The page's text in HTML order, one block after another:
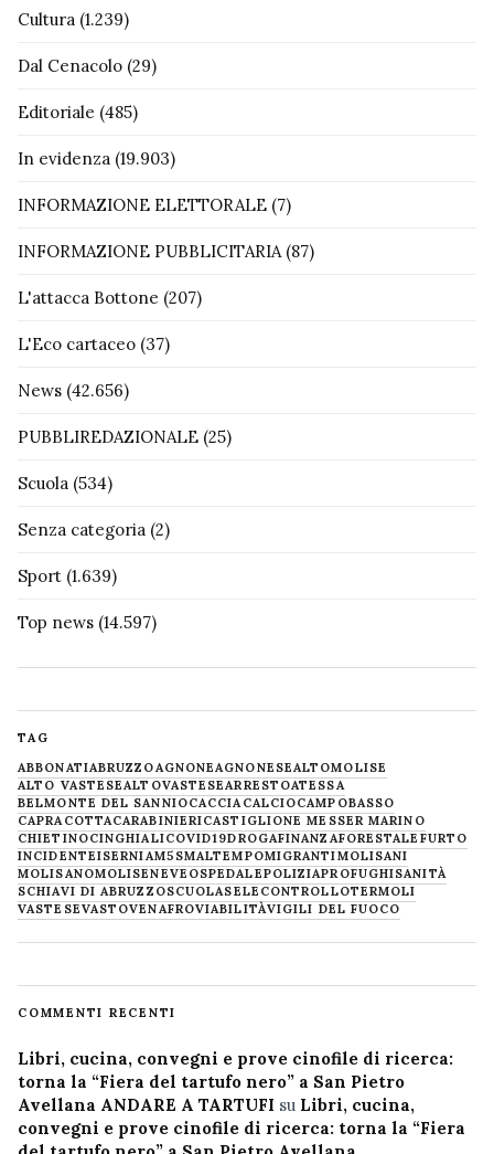
Cultura (1.239)
Dal Cenacolo (29)
Editoriale (485)
In evidenza (19.903)
INFORMAZIONE ELETTORALE (7)
INFORMAZIONE PUBBLICITARIA (87)
L'attacca Bottone (207)
L'Eco cartaceo (37)
News (42.656)
PUBBLIREDAZIONALE (25)
Scuola (534)
Senza categoria (2)
Sport (1.639)
Top news (14.597)
TAG
ABBONATIABRUZZOAGNONEAGNONESEALTOMOLISE
ALTO VASTESEALTOVASTESEARRESTOATESSA
BELMONTE DEL SANNIOCACCIA CALCIOCAMPOBASSO
CAPRACOTTACARABINIERICASTIGLIONE MESSER MARINO
CHIETINOCINGHIALICOVID19DROGAFINANZAFORESTALE FURTO
INCIDENTEISERNIAM5SMALTEMPOMIGRANTIMOLISANI
MOLISANOMOLISENEVE OSPEDALEPOLIZIAPROFUGHISANITÀ
SCHIAVI DI ABRUZZOSCUOLASELECONTROLLOTERMOLI
VASTESEVASTOVENAFROVIABILITÀVIGILI DEL FUOCO
COMMENTI RECENTI
Libri, cucina, convegni e prove cinofile di ricerca:
torna la “Fiera del tartufo nero” a San Pietro
Avellana ANDARE A TARTUFI su Libri, cucina,
convegni e prove cinofile di ricerca: torna la “Fiera